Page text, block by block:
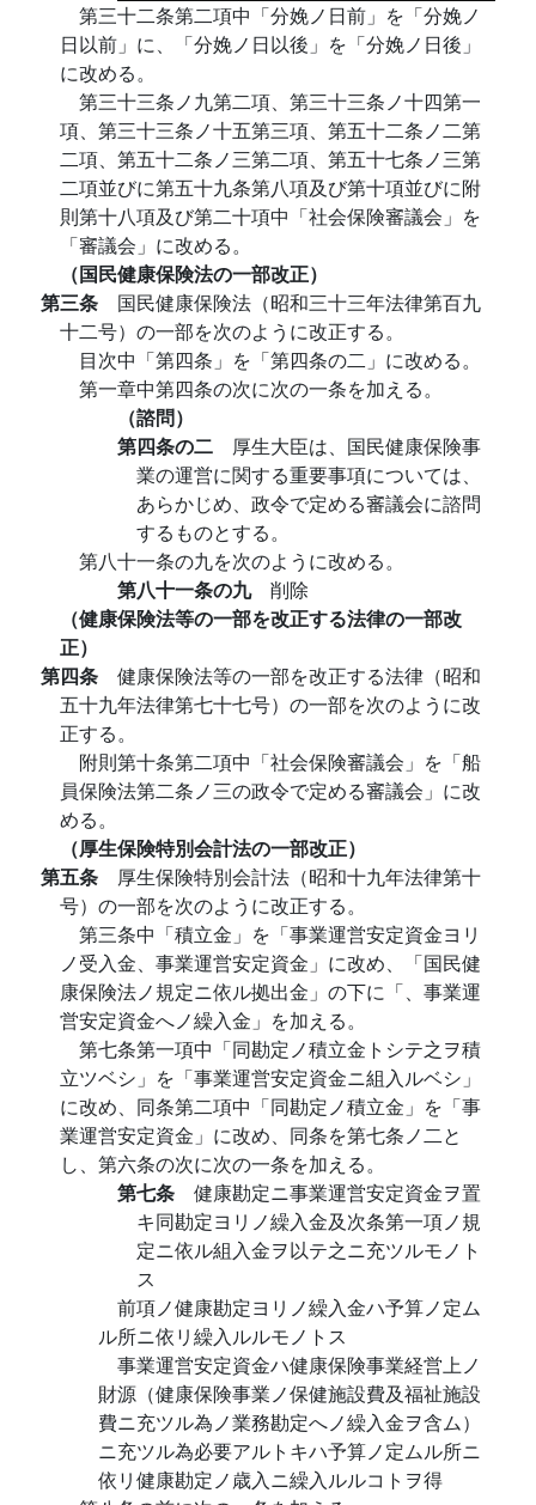
第三十二条第二項中「分娩ノ日前」を「分娩ノ
日以前」に、「分娩ノ日以後」を「分娩ノ日後」
に改める。
第三十三条ノ九第二項、第三十三条ノ十四第一
項、第三十三条ノ十五第三項、第五十二条ノ二第
二項、第五十二条ノ三第二項、第五十七条ノ三第
二項並びに第五十九条第八項及び第十項並びに附
則第十八項及び第二十項中「社会保険審議会」を
「審議会」に改める。
（国民健康保険法の一部改正）
第三条 国民健康保険法（昭和三十三年法律第百九
十二号）の一部を次のように改正する。
目次中「第四条」を「第四条の二」に改める。
第一章中第四条の次に次の一条を加える。
（諮問）
第四条の二 厚生大臣は、国民健康保険事
業の運営に関する重要事項については、
あらかじめ、政令で定める審議会に諮問
するものとする。
第八十一条の九を次のように改める。
第八十一条の九 削除
（健康保険法等の一部を改正する法律の一部改
正）
第四条 健康保険法等の一部を改正する法律（昭和
五十九年法律第七十七号）の一部を次のように改
正する。
附則第十条第二項中「社会保険審議会」を「船
員保険法第二条ノ三の政令で定める審議会」に改
める。
（厚生保険特別会計法の一部改正）
第五条 厚生保険特別会計法（昭和十九年法律第十
号）の一部を次のように改正する。
第三条中「積立金」を「事業運営安定資金ヨリ
ノ受入金、事業運営安定資金」に改め、「国民健
康保険法ノ規定ニ依ル拠出金」の下に「、事業運
営安定資金へノ繰入金」を加える。
第七条第一項中「同勘定ノ積立金トシテ之ヲ積
立ツベシ」を「事業運営安定資金ニ組入ルベシ」
に改め、同条第二項中「同勘定ノ積立金」を「事
業運営安定資金」に改め、同条を第七条ノ二と
し、第六条の次に次の一条を加える。
第七条 健康勘定ニ事業運営安定資金ヲ置
キ同勘定ヨリノ繰入金及次条第一項ノ規
定ニ依ル組入金ヲ以テ之ニ充ツルモノト
ス
前項ノ健康勘定ヨリノ繰入金ハ予算ノ定ム
ル所ニ依リ繰入ルルモノトス
事業運営安定資金ハ健康保険事業経営上ノ
財源（健康保険事業ノ保健施設費及福祉施設
費ニ充ツル為ノ業務勘定へノ繰入金ヲ含ム）
ニ充ツル為必要アルトキハ予算ノ定ムル所ニ
依リ健康勘定ノ歳入ニ繰入ルルコトヲ得